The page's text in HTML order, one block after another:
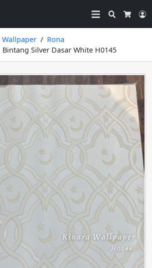
Search
Wallpaper
Rona
Silver Dasar White H0145